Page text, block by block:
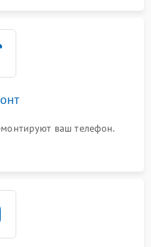
ваш телефон.